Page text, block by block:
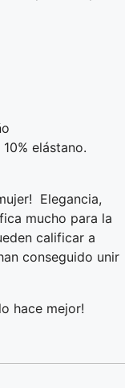
elástano.
Elegancia,
mucho para la
calificar a
conseguido unir
hace mejor!